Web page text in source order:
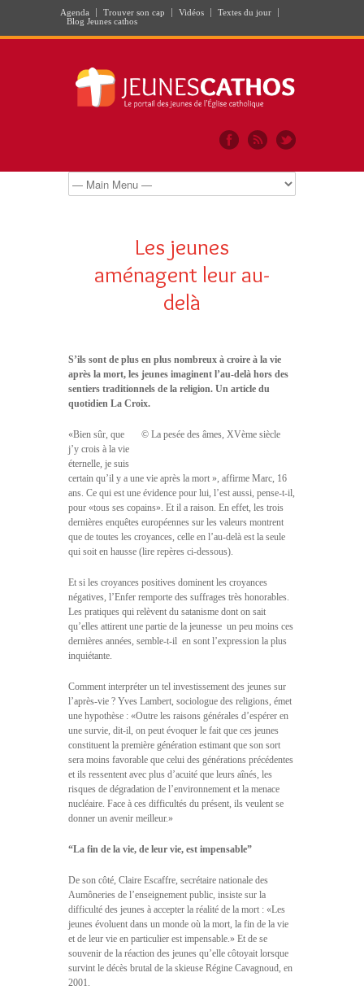
Agenda Trouver son cap Vidéos
Textes du jour
Blog Jeunes cathos
Les jeunes
aménagent leur au-
delà
S’ils sont de plus en plus nombreux à croire à la vie
après la mort, les jeunes imaginent l’au-delà hors des
sentiers traditionnels de la religion. Un article du
quotidien La Croix.
© La pesée des âmes, XVème siècle
«Bien sûr, que
j’y crois à la vie
éternelle, je suis
certain qu’il y a une vie après la mort », affirme Marc, 16
ans. Ce qui est une évidence pour lui, l’est aussi, pense-t-il,
pour «tous ses copains». Et il a raison. En effet, les trois
dernières enquêtes européennes sur les valeurs montrent
que de toutes les croyances, celle en l’au-delà est la seule
qui soit en hausse (lire repères ci-dessous).
Et si les croyances positives dominent les croyances
négatives, l’Enfer remporte des suffrages très honorables.
Les pratiques qui relèvent du satanisme dont on sait
qu’elles attirent une partie de la jeunesse  un peu moins ces
dernières années, semble-t-il  en sont l’expression la plus
inquiétante.
Comment interpréter un tel investissement des jeunes sur
l’après-vie ? Yves Lambert, sociologue des religions, émet
une hypothèse : «Outre les raisons générales d’espérer en
une survie, dit-il, on peut évoquer le fait que ces jeunes
constituent la première génération estimant que son sort
sera moins favorable que celui des générations précédentes
et ils ressentent avec plus d’acuité que leurs aînés, les
risques de dégradation de l’environnement et la menace
nucléaire. Face à ces difficultés du présent, ils veulent se
donner un avenir meilleur.»
“La fin de la vie, de leur vie, est impensable”
De son côté, Claire Escaffre, secrétaire nationale des
Aumôneries de l’enseignement public, insiste sur la
difficulté des jeunes à accepter la réalité de la mort : «Les
jeunes évoluent dans un monde où la mort, la fin de la vie
et de leur vie en particulier est impensable.» Et de se
souvenir de la réaction des jeunes qu’elle côtoyait lorsque
survint le décès brutal de la skieuse Régine Cavagnoud, en
2001.